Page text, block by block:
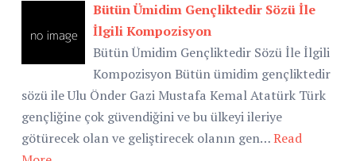
Bütün Ümidim Gençliktedir Sözü İle
İlgili Kompozisyon
Bütün Ümidim Gençliktedir Sözü İle İlgili
Kompozisyon Bütün ümidim gençliktedir
sözü ile Ulu Önder Gazi Mustafa Kemal Atatürk Türk
gençliğine çok güvendiğini ve bu ülkeyi ileriye
götürecek olan ve geliştirecek olanın gen…Read